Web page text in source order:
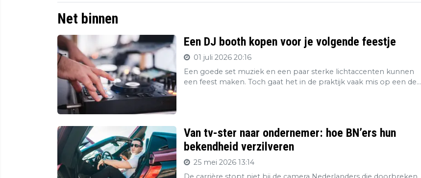
Net binnen
Een DJ booth kopen voor je volgende feestje
01 juli 2026 20:16
Een goede set muziek en een paar sterke lichtaccenten kunnen
een feest maken. Toch gaat het in de praktijk vaak mis op een de...
Van tv-ster naar ondernemer: hoe BN’ers hun
bekendheid verzilveren
25 mei 2026 13:14